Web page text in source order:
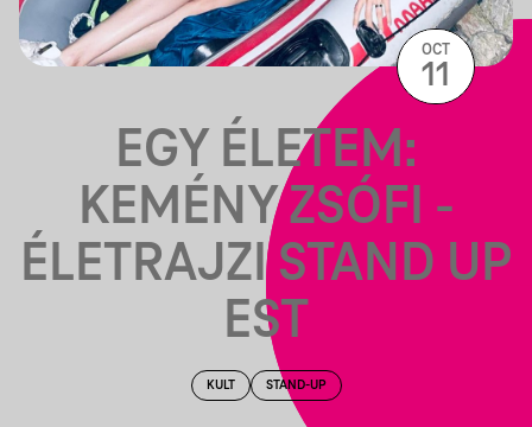
EGY ÉLETEM:
KEMÉNY ZSÓFI -
ÉLETRAJZI STAND UP
EST
KULT STAND-UP
OCT
11